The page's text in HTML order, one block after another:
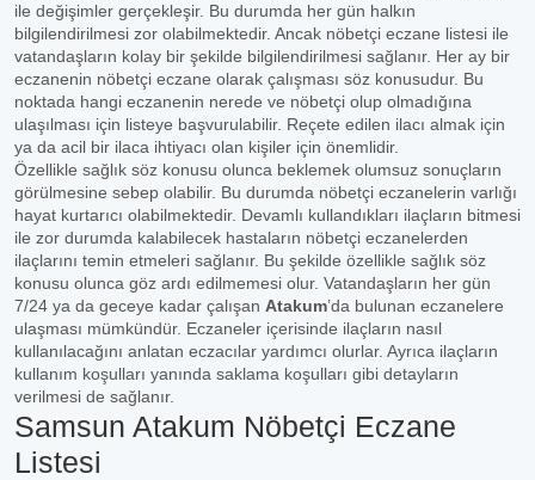
ile değişimler gerçekleşir. Bu durumda her gün halkın
bilgilendirilmesi zor olabilmektedir. Ancak nöbetçi eczane listesi ile
vatandaşların kolay bir şekilde bilgilendirilmesi sağlanır. Her ay bir
eczanenin nöbetçi eczane olarak çalışması söz konusudur. Bu
noktada hangi eczanenin nerede ve nöbetçi olup olmadığına
ulaşılması için listeye başvurulabilir. Reçete edilen ilacı almak için
ya da acil bir ilaca ihtiyacı olan kişiler için önemlidir.
Özellikle sağlık söz konusu olunca beklemek olumsuz sonuçların
görülmesine sebep olabilir. Bu durumda nöbetçi eczanelerin varlığı
hayat kurtarıcı olabilmektedir. Devamlı kullandıkları ilaçların bitmesi
ile zor durumda kalabilecek hastaların nöbetçi eczanelerden
ilaçlarını temin etmeleri sağlanır. Bu şekilde özellikle sağlık söz
konusu olunca göz ardı edilmemesi olur. Vatandaşların her gün
7/24 ya da geceye kadar çalışan Atakum’da bulunan eczanelere
ulaşması mümkündür. Eczaneler içerisinde ilaçların nasıl
kullanılacağını anlatan eczacılar yardımcı olurlar. Ayrıca ilaçların
kullanım koşulları yanında saklama koşulları gibi detayların
verilmesi de sağlanır.
Samsun Atakum Nöbetçi Eczane
Listesi